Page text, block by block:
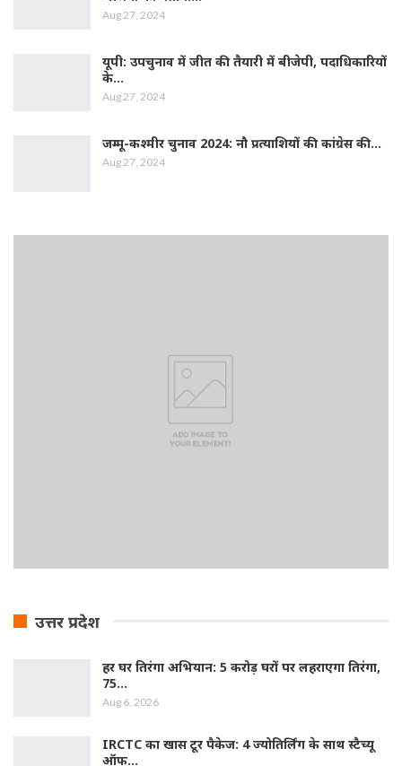
Aug 27, 2024
यूपी: उपचुनाव में जीत की तैयारी में बीजेपी, पदाधिकारियों
के…
Aug 27, 2024
जम्‍मू-कश्‍मीर चुनाव 2024: नौ प्रत्‍याशियों की कांग्रेस की…
Aug 27, 2024
उत्तर प्रदेश
हर घर तिरंगा अभियान: 5 करोड़ घरों पर लहराएगा तिरंगा,
75…
Aug 6, 2026
IRCTC का खास टूर पैकेज: 4 ज्योतिर्लिंग के साथ स्टैच्यू
ऑफ…